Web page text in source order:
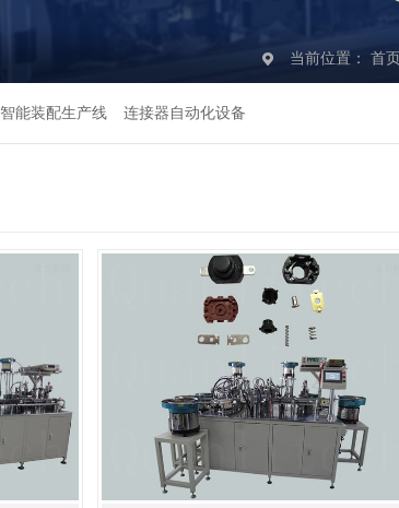
当前位置： 首页
智能装配生产线 连接器自动化设备